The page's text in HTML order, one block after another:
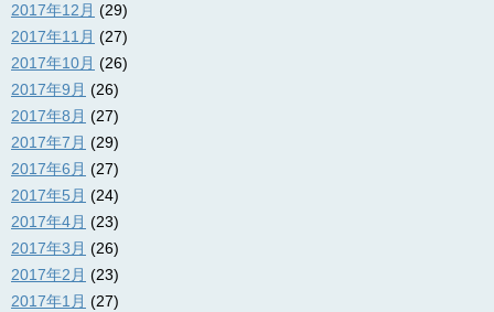
2017年12月 (29)
2017年11月 (27)
2017年10月 (26)
2017年9月 (26)
2017年8月 (27)
2017年7月 (29)
2017年6月 (27)
2017年5月 (24)
2017年4月 (23)
2017年3月 (26)
2017年2月 (23)
2017年1月 (27)